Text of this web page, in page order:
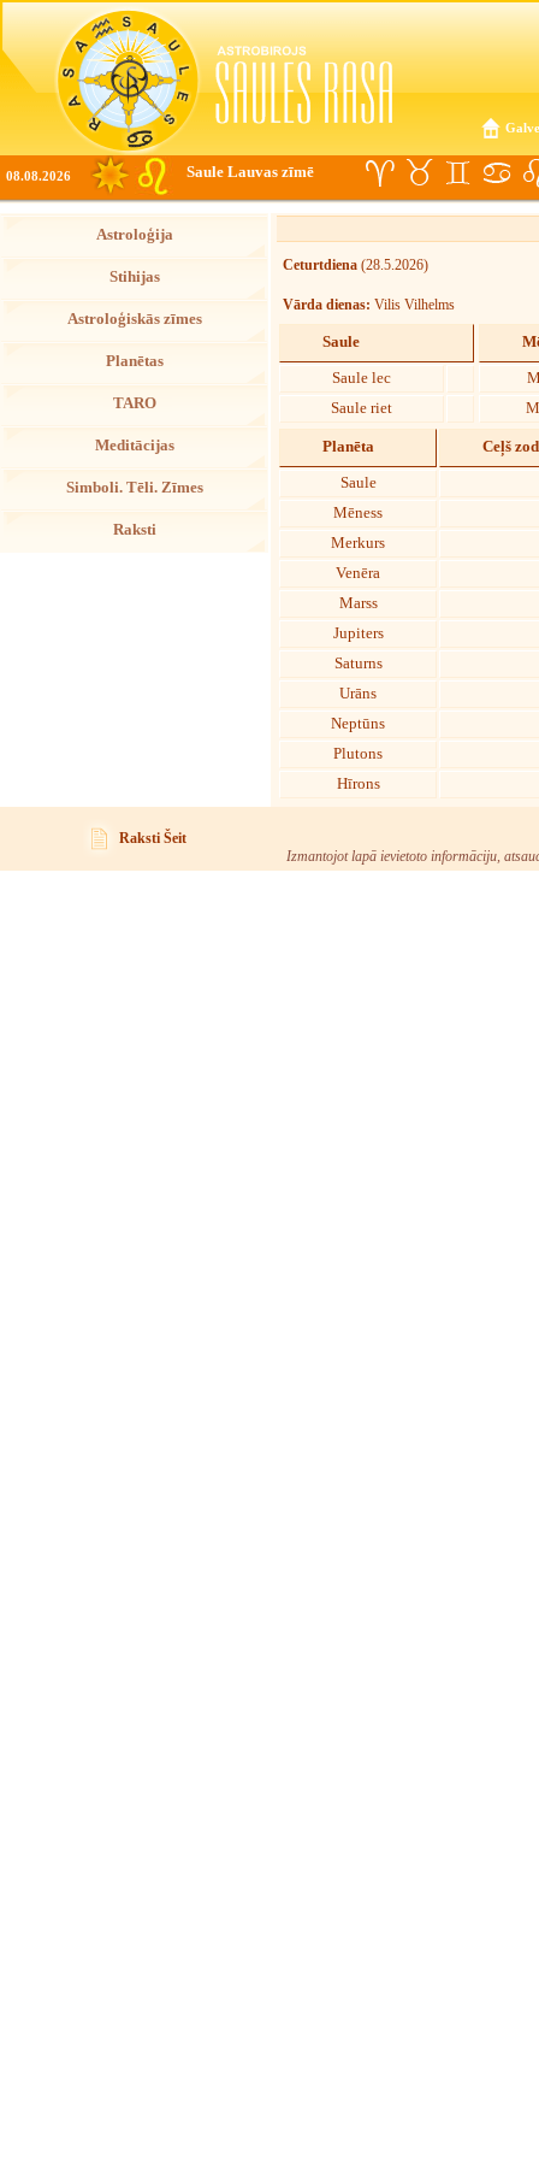
08.08.2026 Saule Lauvas zīmē
Astroloģija
Stihijas
Astroloģiskās zīmes
Planētas
TARO
Meditācijas
Simboli. Tēli. Zīmes
Raksti
Ceturtdiena (28.5.2026)
Vārda dienas: Vilis Vilhelms
Saule
Saule lec
Saule riet
Planēta Ceļš
Saule
Mēness
Merkurs
Venēra
Marss
Jupiters
Saturns
Urāns
Neptūns
Plutons
Hīrons
Raksti Šeit
Izmantojot lapā ievietoto informāciju,